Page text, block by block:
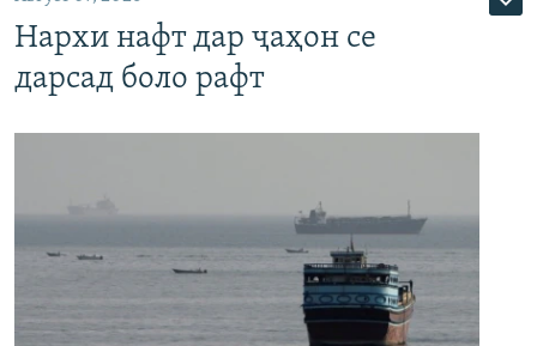
Нархи нафт дар ҷаҳон се
дарсад боло рафт